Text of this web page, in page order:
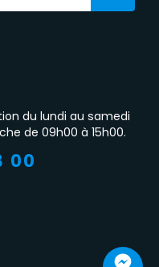
du lundi au samedi
de 09h00 à 15h00.
00